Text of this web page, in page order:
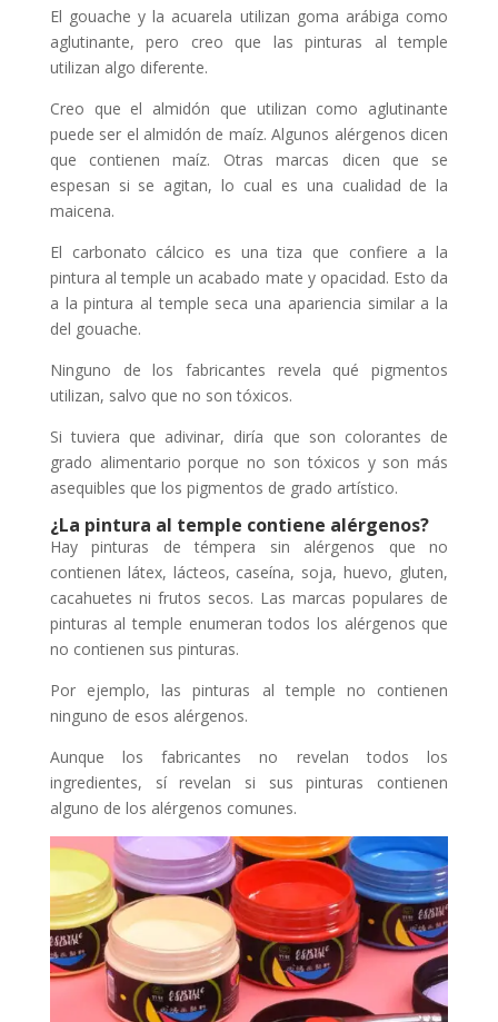
El gouache y la acuarela utilizan goma arábiga como
aglutinante, pero creo que las pinturas al temple
utilizan algo diferente.
Creo que el almidón que utilizan como aglutinante
puede ser el almidón de maíz. Algunos alérgenos dicen
que contienen maíz. Otras marcas dicen que se
espesan si se agitan, lo cual es una cualidad de la
maicena.
El carbonato cálcico es una tiza que confiere a la
pintura al temple un acabado mate y opacidad. Esto da
a la pintura al temple seca una apariencia similar a la
del gouache.
Ninguno de los fabricantes revela qué pigmentos
utilizan, salvo que no son tóxicos.
Si tuviera que adivinar, diría que son colorantes de
grado alimentario porque no son tóxicos y son más
asequibles que los pigmentos de grado artístico.
¿La pintura al temple contiene alérgenos?
Hay pinturas de témpera sin alérgenos que no
contienen látex, lácteos, caseína, soja, huevo, gluten,
cacahuetes ni frutos secos. Las marcas populares de
pinturas al temple enumeran todos los alérgenos que
no contienen sus pinturas.
Por ejemplo, las pinturas al temple no contienen
ninguno de esos alérgenos.
Aunque los fabricantes no revelan todos los
ingredientes, sí revelan si sus pinturas contienen
alguno de los alérgenos comunes.